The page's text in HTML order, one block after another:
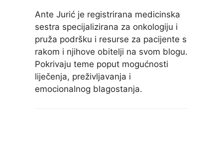
Ante Jurić je registrirana medicinska
sestra specijalizirana za onkologiju i
pruža podršku i resurse za pacijente s
rakom i njihove obitelji na svom blogu.
Pokrivaju teme poput mogućnosti
liječenja, preživljavanja i
emocionalnog blagostanja.